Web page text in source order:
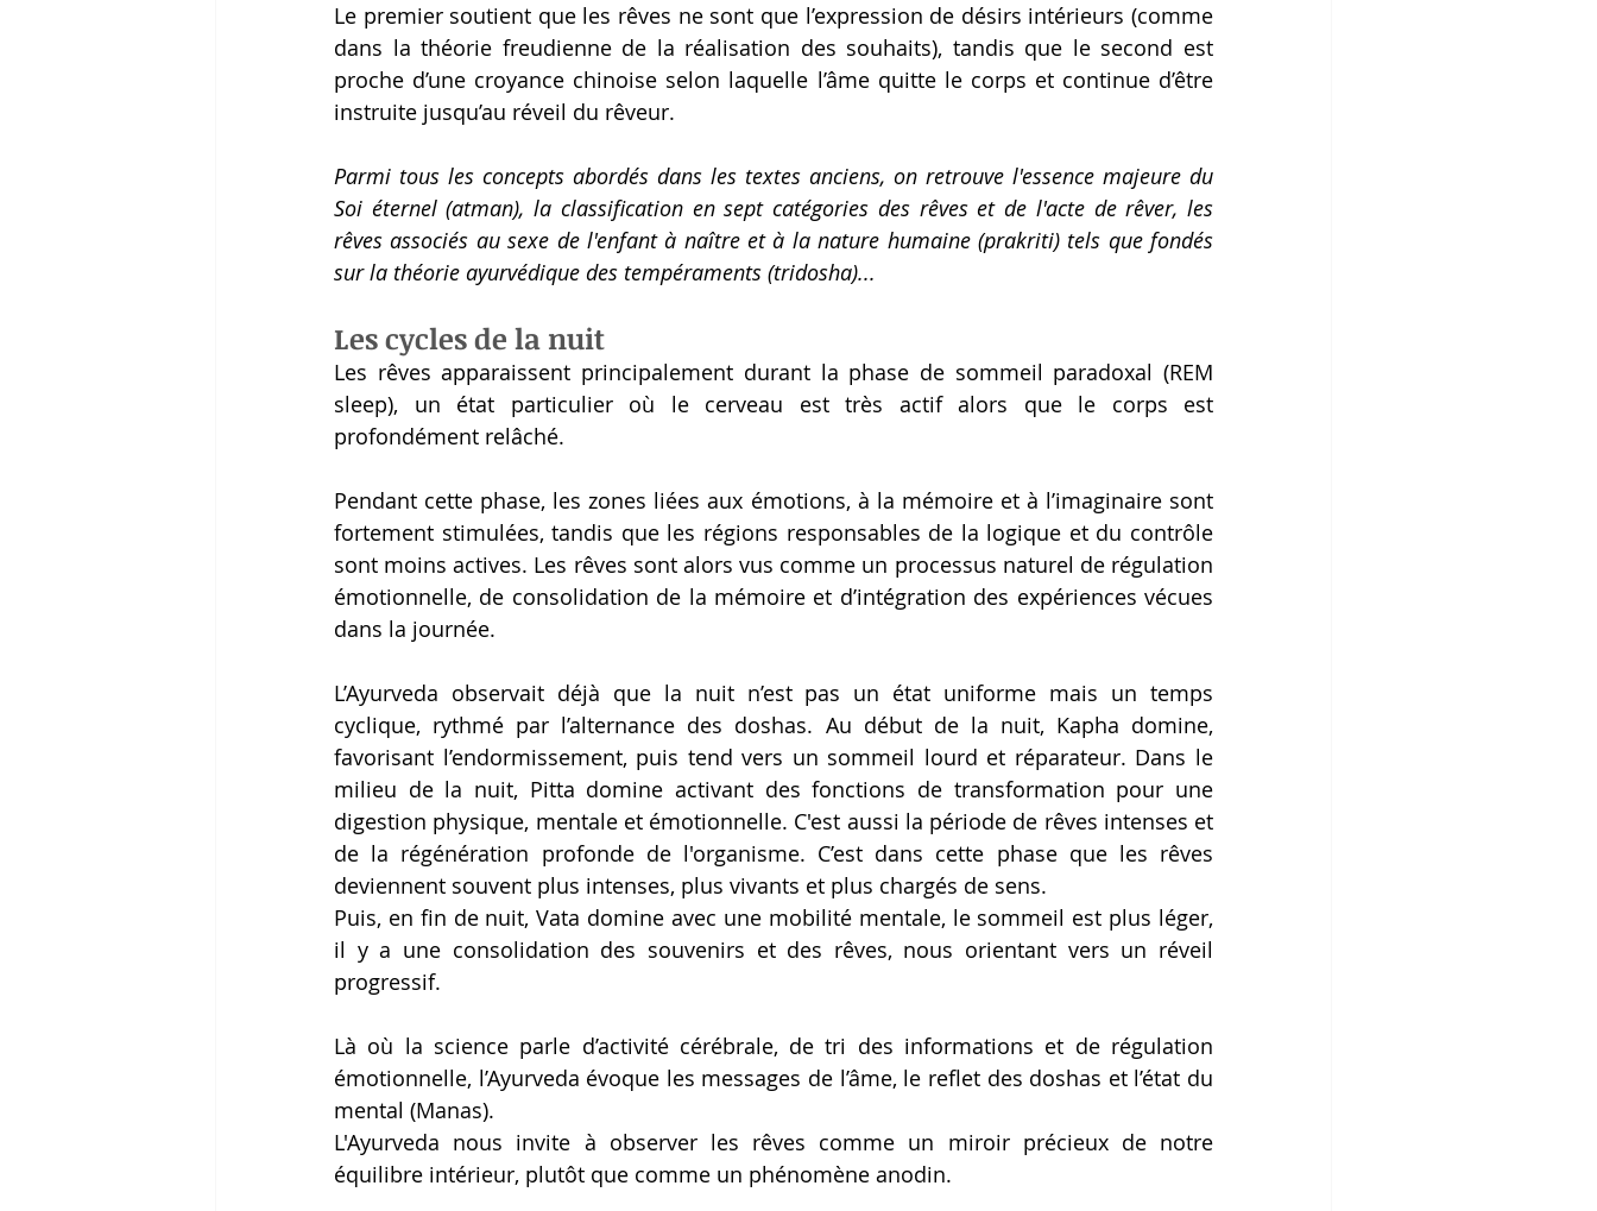
Le premier soutient que les rêves ne sont que l’expression de désirs intérieurs (comme
dans la théorie freudienne de la réalisation des souhaits), tandis que le second est
proche d’une croyance chinoise selon laquelle l’âme quitte le corps et continue d’être
instruite jusqu’au réveil du rêveur.
Parmi tous les concepts abordés dans les textes anciens, on retrouve l'essence majeure du
Soi éternel (atman), la classification en sept catégories des rêves et de l'acte de rêver, les
rêves associés au sexe de l'enfant à naître et à la nature humaine (prakriti) tels que fondés
sur la théorie ayurvédique des tempéraments (tridosha)...
Les cycles de la nuit
Les rêves apparaissent principalement durant la phase de sommeil paradoxal (REM
sleep), un état particulier où le cerveau est très actif alors que le corps est
profondément relâché.
Pendant cette phase, les zones liées aux émotions, à la mémoire et à l’imaginaire sont
fortement stimulées, tandis que les régions responsables de la logique et du contrôle
sont moins actives. Les rêves sont alors vus comme un processus naturel de régulation
émotionnelle, de consolidation de la mémoire et d’intégration des expériences vécues
dans la journée.
L’Ayurveda observait déjà que la nuit n’est pas un état uniforme mais un temps
cyclique, rythmé par l’alternance des doshas. Au début de la nuit, Kapha domine,
favorisant l’endormissement, puis tend vers un sommeil lourd et réparateur. Dans le
milieu de la nuit, Pitta domine activant des fonctions de transformation pour une
digestion physique, mentale et émotionnelle. C'est aussi la période de rêves intenses et
de la régénération profonde de l'organisme. C’est dans cette phase que les rêves
deviennent souvent plus intenses, plus vivants et plus chargés de sens.
Puis, en fin de nuit, Vata domine avec une mobilité mentale, le sommeil est plus léger,
il y a une consolidation des souvenirs et des rêves, nous orientant vers un réveil
progressif.
Là où la science parle d’activité cérébrale, de tri des informations et de régulation
émotionnelle, l’Ayurveda évoque les messages de l’âme, le reflet des doshas et l’état du
mental (Manas).
L'Ayurveda nous invite à observer les rêves comme un miroir précieux de notre
équilibre intérieur, plutôt que comme un phénomène anodin.